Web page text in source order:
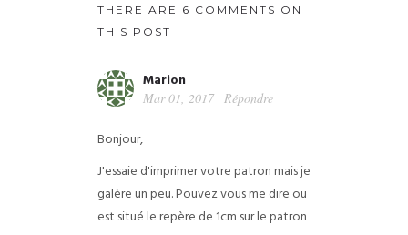
THERE ARE 6 COMMENTS ON
THIS POST
Marion
Mar 01, 2017 Répondre
Bonjour,
J'essaie d'imprimer votre patron mais je
galère un peu. Pouvez vous me dire ou
est situé le repère de 1cm sur le patron